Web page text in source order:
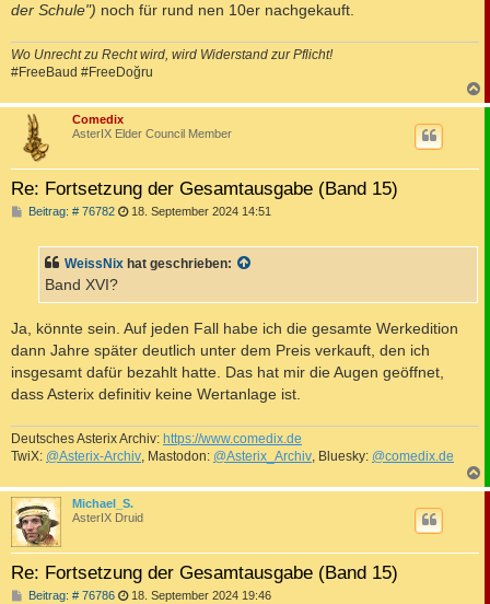
der Schule") noch für rund nen 10er nachgekauft.
Wo Unrecht zu Recht wird, wird Widerstand zur Pflicht!
#FreeBaud #FreeDoğru
a
Comedix
AsterIX Elder Council Member
Re: Fortsetzung der Gesamtausgabe (Band 15)
Beitrag: # 76782B
r
a
18. September 2024 14:51
WeissNix hat geschrieben:
Band XVI?
Ja, könnte sein. Auf jeden Fall habe ich die gesamte Werkedition
dann Jahre später deutlich unter dem Preis verkauft, den ich
insgesamt dafür bezahlt hatte. Das hat mir die Augen geöffnet,
dass Asterix definitiv keine Wertanlage ist.
Deutsches Asterix Archiv: https://www.comedix.de
TwiX: @Asterix-Archiv, Mastodon: @Asterix_Archiv, Bluesky: @comedix.de
a
Michael_S.
AsterIX Druid
Re: Fortsetzung der Gesamtausgabe (Band 15)
Beitrag: # 76786B 18. September 2024 19:46